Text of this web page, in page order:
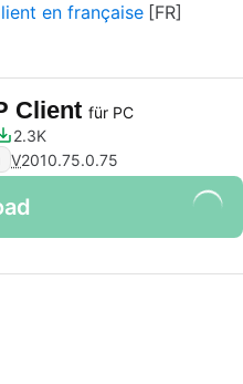
en française
Client für PC
2.3K
V2010.75.0.75